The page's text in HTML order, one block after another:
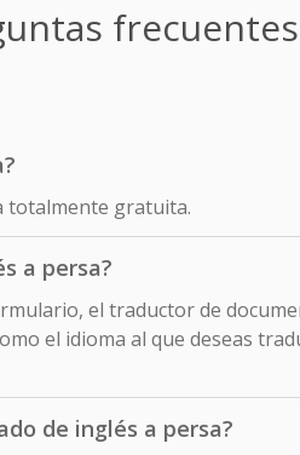
frecuentes
totalmente gratuita.
a persa?
el traductor de
el idioma al que deseas
de inglés a persa?